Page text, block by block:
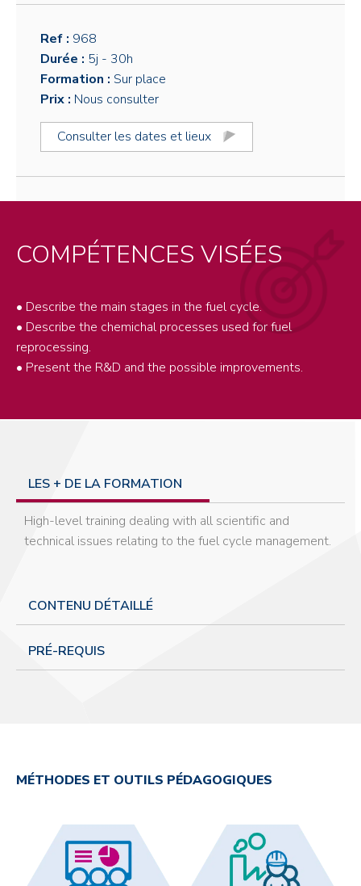
Ref : 968
Durée : 5j - 30h
Formation : Sur place
Prix : Nous consulter
Consulter les dates et lieux
COMPÉTENCES VISÉES
• Describe the main stages in the fuel cycle.
• Describe the chemichal processes used for fuel
reprocessing.
• Present the R&D and the possible improvements.
LES + DE LA FORMATION
High-level training dealing with all scientific and
technical issues relating to the fuel cycle management.
CONTENU DÉTAILLÉ
PRÉ-REQUIS
MÉTHODES ET OUTILS PÉDAGOGIQUES